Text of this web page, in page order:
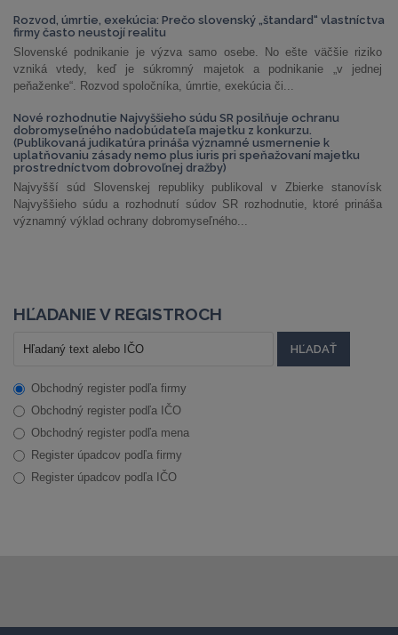
Rozvod, úmrtie, exekúcia: Prečo slovenský „štandard“ vlastníctva
firmy často neustojí realitu
Slovenské podnikanie je výzva samo osebe. No ešte väčšie riziko
vzniká vtedy, keď je súkromný majetok a podnikanie „v jednej
peňaženke“. Rozvod spoločníka, úmrtie, exekúcia či...
Nové rozhodnutie Najvyššieho súdu SR posilňuje ochranu
dobromyseľného nadobúdateľa majetku z konkurzu.
(Publikovaná judikatúra prináša významné usmernenie k
uplatňovaniu zásady nemo plus iuris pri speňažovaní majetku
prostredníctvom dobrovoľnej dražby)
Najvyšší súd Slovenskej republiky publikoval v Zbierke stanovísk
Najvyššieho súdu a rozhodnutí súdov SR rozhodnutie, ktoré prináša
významný výklad ochrany dobromyseľného...
HĽADANIE V REGISTROCH
Obchodný register podľa firmy
Obchodný register podľa IČO
Obchodný register podľa mena
Register úpadcov podľa firmy
Register úpadcov podľa IČO